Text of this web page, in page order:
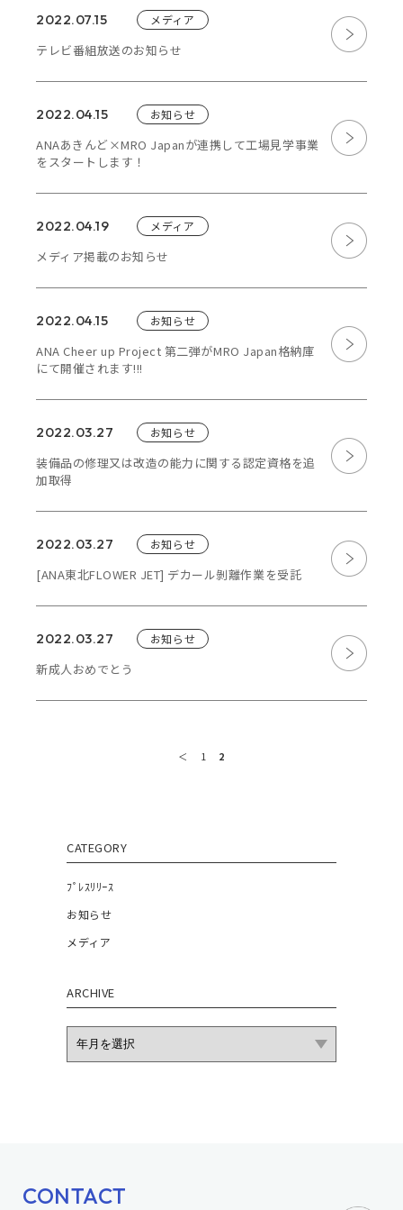
2022.07.15 メディア
テレビ番組放送のお知らせ
2022.04.15 お知らせ
ANAあきんど×MRO Japanが連携して⼯場⾒学事業
をスタートします！
2022.04.19 メディア
メディア掲載のお知らせ
2022.04.15 お知らせ
ANA Cheer up Project 第二弾がMRO Japan格納庫
にて開催されます!!!
2022.03.27 お知らせ
装備品の修理又は改造の能力に関する認定資格を追
加取得
2022.03.27 お知らせ
[ANA東北FLOWER JET] デカール剝離作業を受託
2022.03.27 お知らせ
新成人おめでとう
＜ 1 2
CATEGORY
ﾌﾟﾚｽﾘﾘｰｽ
お知らせ
メディア
ARCHIVE
CONTACT